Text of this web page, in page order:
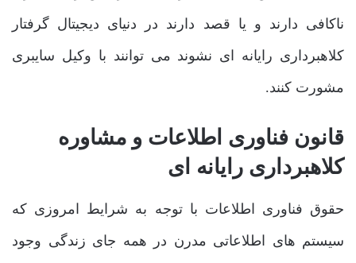
ناکافی دارند و یا قصد دارند در دنیای دیجیتال گرفتار
کلاهبرداری رایانه ای نشوند می توانند با وکیل سایبری
مشورت کنند.
قانون فناوری اطلاعات و مشاوره
کلاهبرداری رایانه ای
حقوق فناوری اطلاعات با توجه به شرایط امروزی که
سیستم های اطلاعاتی مدرن در همه جای زندگی وجود